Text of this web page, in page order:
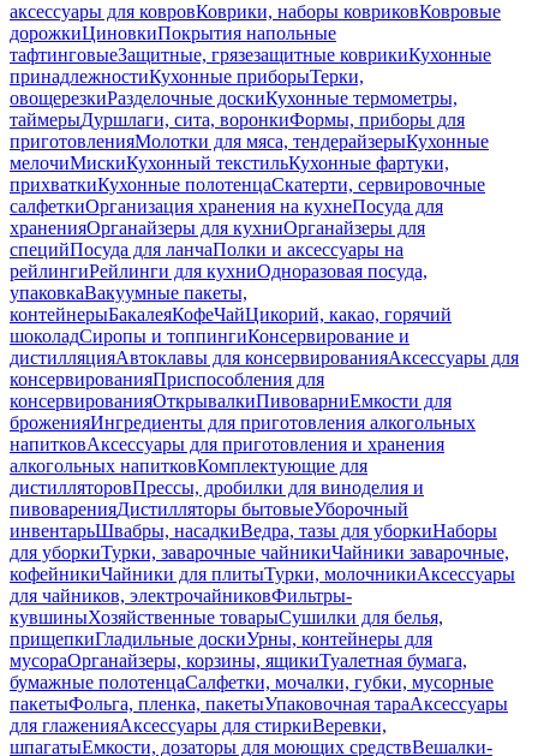
аксессуары для ковровКоврики, наборы ковриковКовровые
дорожкиЦиновкиПокрытия напольные
тафтинговыеЗащитные, грязезащитные коврикиКухонные
принадлежностиКухонные приборыТерки,
овощерезкиРазделочные доскиКухонные термометры,
таймерыДуршлаги, сита, воронкиФормы, приборы для
приготовленияМолотки для мяса, тендерайзерыКухонные
мелочиМискиКухонный текстильКухонные фартуки,
прихваткиКухонные полотенцаСкатерти, сервировочные
салфеткиОрганизация хранения на кухнеПосуда для
храненияОрганайзеры для кухниОрганайзеры для
специйПосуда для ланчаПолки и аксессуары на
рейлингиРейлинги для кухниОдноразовая посуда,
упаковкаВакуумные пакеты,
контейнерыБакалеяКофеЧайЦикорий, какао, горячий
шоколадСиропы и топпингиКонсервирование и
дистилляцияАвтоклавы для консервированияАксессуары для
консервированияПриспособления для
консервированияОткрывалкиПивоварниЕмкости для
броженияИнгредиенты для приготовления алкогольных
напитковАксессуары для приготовления и хранения
алкогольных напитковКомплектующие для
дистилляторовПрессы, дробилки для виноделия и
пивоваренияДистилляторы бытовыеУборочный
инвентарьШвабры, насадкиВедра, тазы для уборкиНаборы
для уборкиТурки, заварочные чайникиЧайники заварочные,
кофейникиЧайники для плитыТурки, молочникиАксессуары
для чайников, электрочайниковФильтры-
кувшиныХозяйственные товарыСушилки для белья,
прищепкиГладильные доскиУрны, контейнеры для
мусораОрганайзеры, корзины, ящикиТуалетная бумага,
бумажные полотенцаСалфетки, мочалки, губки, мусорные
пакетыФольга, пленка, пакетыУпаковочная тараАксессуары
для глаженияАксессуары для стиркиВеревки,
шпагатыЕмкости, дозаторы для моющих средствВешалки-